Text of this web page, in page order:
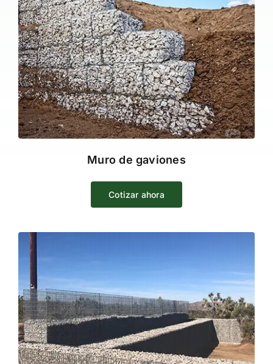
Muro de gaviones
Cotizar ahora